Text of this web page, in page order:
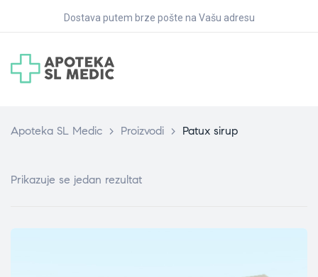
Dostava putem brze pošte na Vašu adresu
Apoteka SL Medic > Proizvodi > Patux sirup
Prikazuje se jedan rezultat